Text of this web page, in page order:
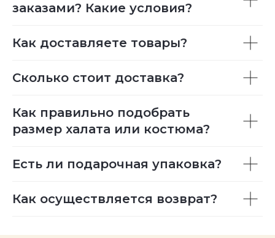
заказами? Какие условия?
Как доставляете товары?
Сколько стоит доставка?
Как правильно подобрать
размер халата или костюма?
Есть ли подарочная упаковка?
Как осуществляется возврат?